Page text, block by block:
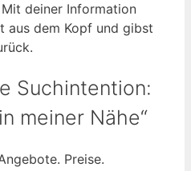
deiner Information
aus dem Kopf und gibst
Suchintention:
meiner Nähe“
Preise.